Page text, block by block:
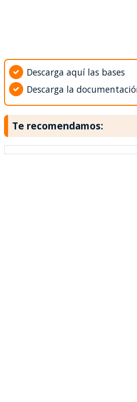
Descarga aquí las bases
Descarga la
Te recomendamos: